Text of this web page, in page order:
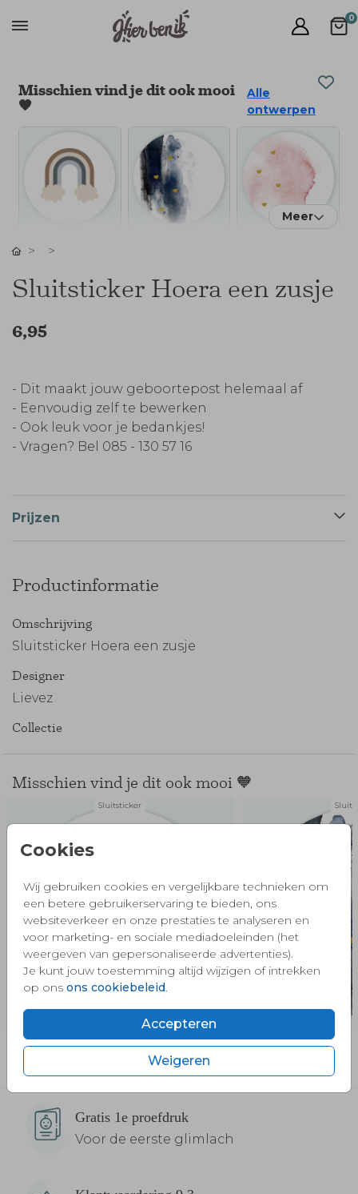
0
Cookies
Wij gebruiken cookies en vergelijkbare technieken om
een betere gebruikerservaring te bieden, ons
websiteverkeer en onze prestaties te analyseren en
voor marketing- en sociale mediadoeleinden (het
weergeven van gepersonaliseerde advertenties).
Je kunt jouw toestemming altijd wijzigen of intrekken
op ons ons cookiebeleid
Accepteren
Weigeren
Misschien vind je dit ook mooi
🧡
Alle
ontwerpen
Meer
Sluitsticker Hoera een zusje
6,95
- Dit maakt jouw geboortepost helemaal af
- Eenvoudig zelf te bewerken
- Ook leuk voor je bedankjes!
- Vragen? Bel 085 - 130 57 16
Prijzen
Productinformatie
Omschrijving
Sluitsticker Hoera een zusje
Designer
Lievez
Collectie
Misschien vind je dit ook mooi 🧡
Sluitsticker
Gratis 1e proefdruk
Voor de eerste glimlach